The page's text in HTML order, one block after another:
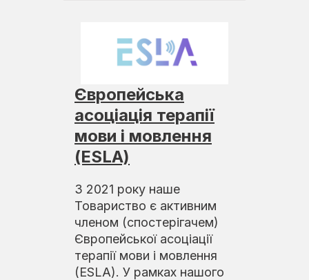
Європейська
асоціація терапії
мови і мовлення
(ESLA)
З 2021 року наше
Товариство є активним
членом (спостерігачем)
Європейської асоціації
терапії мови і мовлення
(ESLA). У рамках нашого